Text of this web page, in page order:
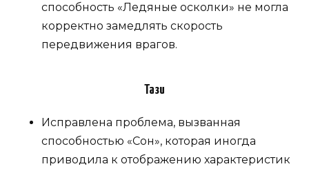
способность «Ледяные осколки» не могла
корректно замедлять скорость
передвижения врагов.
Тази
Исправлена ​​проблема, вызванная
способностью «Сон», которая иногда
приводила к отображению характеристик